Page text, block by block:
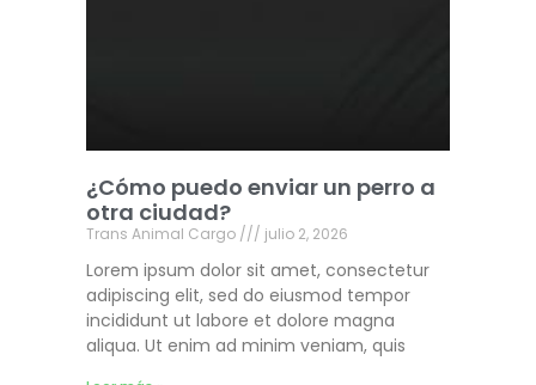
¿Cómo puedo enviar un perro a
otra ciudad?
Trans Animal Cargo julio 2, 2026
Lorem ipsum dolor sit amet, consectetur
adipiscing elit, sed do eiusmod tempor
incididunt ut labore et dolore magna
aliqua. Ut enim ad minim veniam, quis